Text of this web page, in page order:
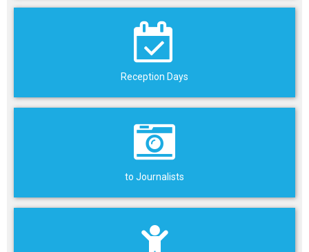
Reception Days
to Journalists